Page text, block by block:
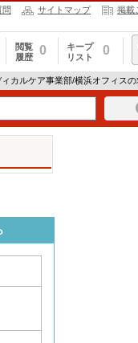
問 サイトマップ 掲載
閲覧
履歴
0
キープ
リスト
0
カルケア事業部/横浜オフィスの